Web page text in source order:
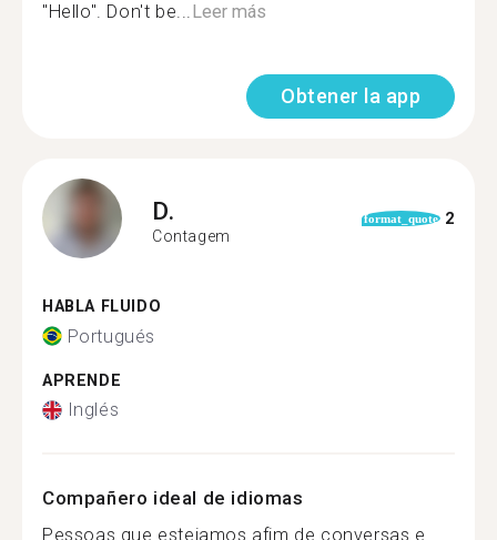
"Hello". Don't be...Leer más
Obtener la app
D.
Contagem
format_quote 2
HABLA FLUIDO
Portugués
APRENDE
Inglés
Compañero ideal de idiomas
Pessoas que estejamos afim de conversas e